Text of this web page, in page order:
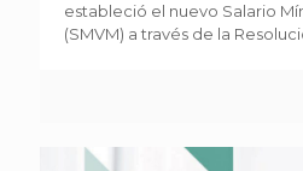
estableció el nuevo Salario
(SMVM) a través de la